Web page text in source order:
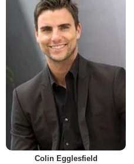
Colin Egglesfield